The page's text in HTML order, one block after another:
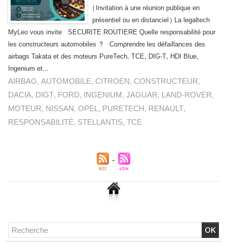
(Invitation à une réunion publique en
présentiel ou en distanciel) La legaltech
MyLeo vous invite SECURITE ROUTIERE Quelle responsabilité pour
les constructeurs automobiles ? Comprendre les défaillances des
airbags Takata et des moteurs PureTech, TCE, DIG-T, HDI Blue,
Ingenium et...
AIRBAG,AUTOMOBILE, CITROEN, CONSTRUCTEUR,
DACIA, DIGT, FORD, INGENIUM,JAGUAR, LAND-ROVER,
MOTEUR, NISSAN,OPEL, PURETECH, RENAULT,
RESPONSABILITÉ, STELLANTIS,TCE
Chlordécone : un non-lieu confirmé, la bataille se déplace
vers la Cour de cassation